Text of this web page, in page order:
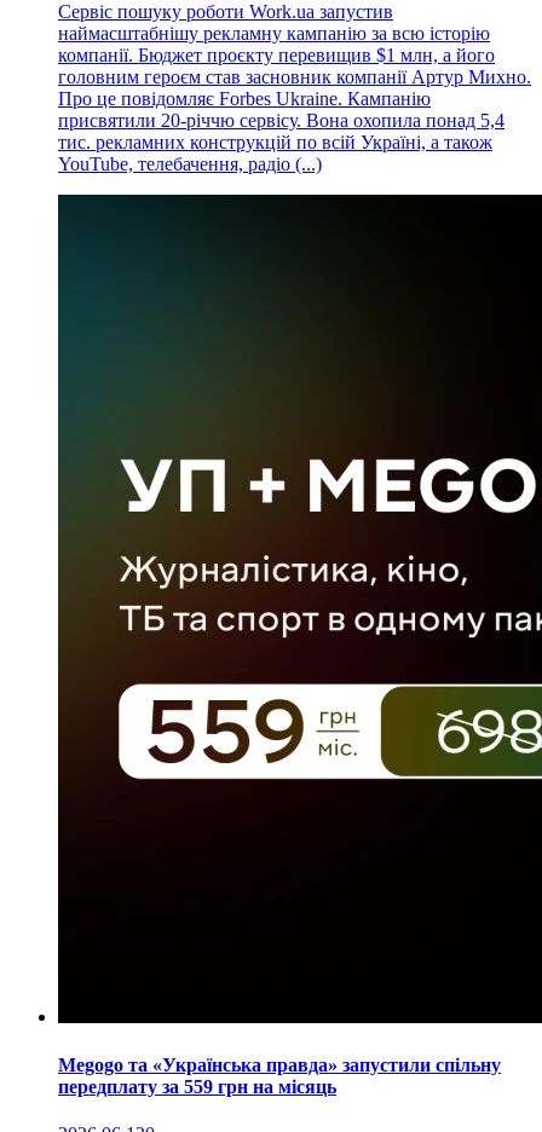
Сервіс пошуку роботи Work.ua запустив
наймасштабнішу рекламну кампанію за всю історію
компанії. Бюджет проєкту перевищив $1 млн, а його
головним героєм став засновник компанії Артур Михно.
Про це повідомляє Forbes Ukraine. Кампанію
присвятили 20-річчю сервісу. Вона охопила понад 5,4
тис. рекламних конструкцій по всій Україні, а також
YouTube, телебачення, радіо (...)
Megogo та «Українська правда» запустили спільну
передплату за 559 грн на місяць